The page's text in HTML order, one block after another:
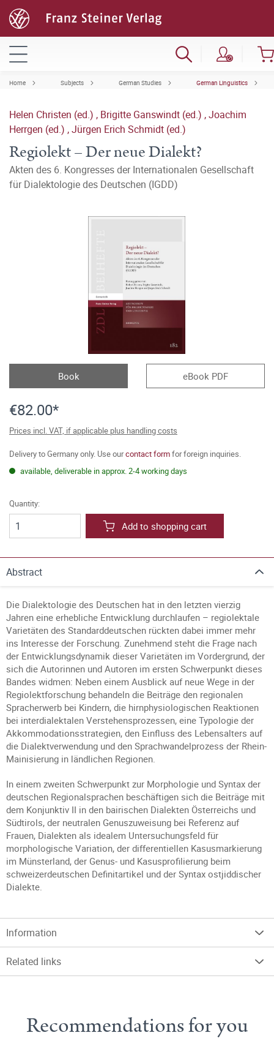
Home Subjects German Studies German Linguistics
Helen Christen (ed.) , Brigitte Ganswindt (ed.) ,Joachim
Herrgen (ed.) ,Jürgen Erich Schmidt (ed.)
Regiolekt – Der neue Dialekt?
Akten des 6. Kongresses der Internationalen Gesellschaft
für Dialektologie des Deutschen (IGDD)
Book eBook PDF
€82.00*
Prices incl. VAT, if applicable plus handling costs
Delivery to Germany only. Use ourcontact formfor foreign inquiries.
available, deliverable in approx. 2-4 working days
Quantity:
Add to shopping cart
Abstract
Die Dialektologie des Deutschen hat in den letzten vierzig
Jahren eine erhebliche Entwicklung durchlaufen – regiolektale
Varietäten des Standarddeutschen rückten dabei immer mehr
ins Interesse der Forschung. Zunehmend steht die Frage nach
der Entwicklungsdynamik dieser Varietäten im Vordergrund, der
sich die Autorinnen und Autoren im ersten Schwerpunkt dieses
Bandes widmen: Neben einem Ausblick auf neue Wege in der
Regiolektforschung behandeln die Beiträge den regionalen
Spracherwerb bei Kindern, die hirnphysiologischen Reaktionen
bei interdialektalen Verstehensprozessen, eine Typologie der
Akkommodationsstrategien, den Einfluss des Lebensalters auf
die Dialektverwendung und den Sprachwandelprozess der Rhein-
Mainisierung in ländlichen Regionen.
In einem zweiten Schwerpunkt zur Morphologie und Syntax der
deutschen Regionalsprachen beschäftigen sich die Beiträge mit
dem Konjunktiv II in den bairischen Dialekten Österreichs und
Südtirols, der neutralen Genuszuweisung bei Referenz auf
Frauen, Dialekten als idealem Untersuchungsfeld für
morphologische Variation, der differentiellen Kasusmarkierung
im Münsterland, der Genus- und Kasusprofilierung beim
schweizerdeutschen Definitartikel und der Syntax ostjiddischer
Dialekte.
Information
Related links
Recommendations for you